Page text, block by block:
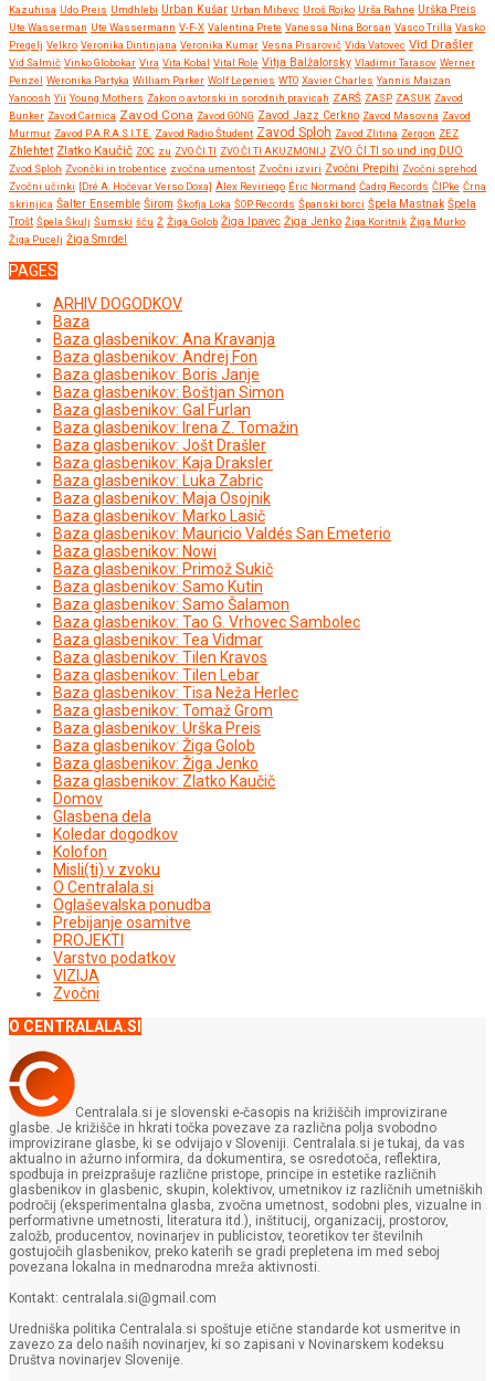
Kazuhisa Udo Preis Umdhlebi Urban Kušar Urban Mihevc Uroš Rojko Urša Rahne Urška Preis
Ute Wasserman Ute Wassermann V-F-X Valentina Prete Vanessa Nina Borsan Vasco Trilla Vasko
Pregelj Velkro Veronika Dintinjana Veronika Kumar Vesna Pisarovič Vida Vatovec Vid Drašler
Vid Salmič Vinko Globokar Vira Vita Kobal Vital Role Vitja Balžalorsky Vladimir Tarasov Werner
Penzel Weronika Partyka William Parker Wolf Lepenies WTO Xavier Charles Yannis Maizan
Yanoosh Yii Young Mothers Zakon o avtorski in sorodnih pravicah ZARŠ ZASP ZASUK Zavod
Bunker Zavod Carnica Zavod Cona Zavod GONG Zavod Jazz Cerkno Zavod Masovna Zavod
Murmur Zavod P.A.R.A.S.I.T.E. Zavod Radio Študent Zavod Sploh Zavod Zlitina Zergon ZEZ
Zhlehtet Zlatko Kaučič ZOC zu ZVO.ČI.TI ZVO.ČI.TI AKUZMONIJ ZVO.ČI.TI so.und.ing DUO
Zvod Sploh Zvončki in trobentice zvočna umentost Zvočni izviri Zvočni Prepihi Zvočni sprehod
Zvočni učinki [Dré A. Hočevar Verso Doxa] Àlex Reviriego Éric Normand Čadrg Records ČIPke Črna
skrinjica Šalter Ensemble Širom Škofja Loka ŠOP Records Španski borci Špela Mastnak Špela
Trošt Špela Škulj Šumski šču Ž Žiga Golob Žiga Ipavec Žiga Jenko Žiga Koritnik Žiga Murko
Žiga Pucelj Žiga Smrdel
PAGES
ARHIV DOGODKOV
Baza
Baza glasbenikov: Ana Kravanja
Baza glasbenikov: Andrej Fon
Baza glasbenikov: Boris Janje
Baza glasbenikov: Boštjan Simon
Baza glasbenikov: Gal Furlan
Baza glasbenikov: Irena Z. Tomažin
Baza glasbenikov: Jošt Drašler
Baza glasbenikov: Kaja Draksler
Baza glasbenikov: Luka Zabric
Baza glasbenikov: Maja Osojnik
Baza glasbenikov: Marko Lasič
Baza glasbenikov: Mauricio Valdés San Emeterio
Baza glasbenikov: Nowi
Baza glasbenikov: Primož Sukič
Baza glasbenikov: Samo Kutin
Baza glasbenikov: Samo Šalamon
Baza glasbenikov: Tao G. Vrhovec Sambolec
Baza glasbenikov: Tea Vidmar
Baza glasbenikov: Tilen Kravos
Baza glasbenikov: Tilen Lebar
Baza glasbenikov: Tisa Neža Herlec
Baza glasbenikov: Tomaž Grom
Baza glasbenikov: Urška Preis
Baza glasbenikov: Žiga Golob
Baza glasbenikov: Žiga Jenko
Baza glasbenikov: Zlatko Kaučič
Domov
Glasbena dela
Koledar dogodkov
Kolofon
Misli(ti) v zvoku
O Centralala.si
Oglaševalska ponudba
Prebijanje osamitve
PROJEKTI
Varstvo podatkov
VIZIJA
Zvočni
O CENTRALALA.SI
Centralala.si je slovenski e-časopis na križiščih improvizirane
glasbe. Je križišče in hkrati točka povezave za različna polja svobodno
improvizirane glasbe, ki se odvijajo v Sloveniji. Centralala.si je tukaj, da vas
aktualno in ažurno informira, da dokumentira, se osredotoča, reflektira,
spodbuja in preizprašuje različne pristope, principe in estetike različnih
glasbenikov in glasbenic, skupin, kolektivov, umetnikov iz različnih umetniških
področij (eksperimentalna glasba, zvočna umetnost, sodobni ples, vizualne in
performativne umetnosti, literatura itd.), inštitucij, organizacij, prostorov,
založb, producentov, novinarjev in publicistov, teoretikov ter številnih
gostujočih glasbenikov, preko katerih se gradi prepletena im med seboj
povezana lokalna in mednarodna mreža aktivnosti.
Kontakt: centralala.si@gmail.com
Uredniška politika Centralala.si spoštuje etične standarde kot usmeritve in
zavezo za delo naših novinarjev, ki so zapisani v Novinarskem kodeksu
Društva novinarjev Slovenije.